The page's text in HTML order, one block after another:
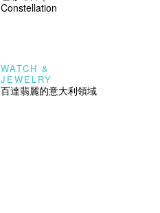
Constellation
WATCH &
JEWELRY
百達翡麗的意大利領域